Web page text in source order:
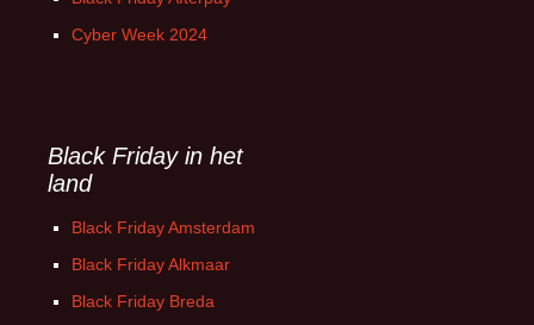
Cyber Week 2024
Black Friday in het
land
Black Friday Amsterdam
Black Friday Alkmaar
Black Friday Breda